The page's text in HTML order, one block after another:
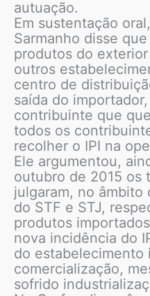
autuação.
Em sustentação
Sarmanho disse
produtos do
outros
centro de
saída do
contribuinte que
todos os
recolher o IPI na
Ele argumentou,
outubro de 2015 os
julgaram, no âmbito
do STF e STJ,
produtos
nova incidência do
do estabelecimento
comercialização,
sofrido